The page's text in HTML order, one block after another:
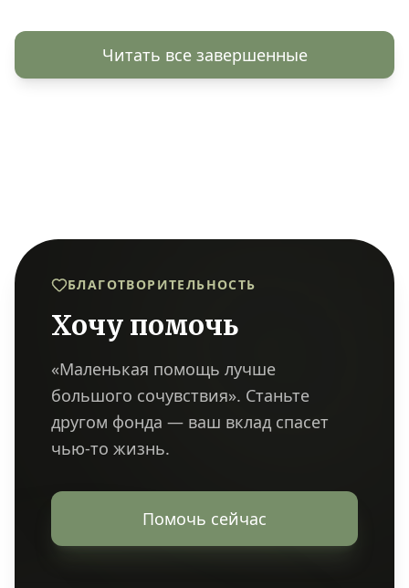
Читать все завершенные
БЛАГОТВОРИТЕЛЬНОСТЬ
Хочу помочь
«Маленькая помощь лучше
большого сочувствия». Станьте
другом фонда — ваш вклад спасет
чью-то жизнь.
Помочь сейчас